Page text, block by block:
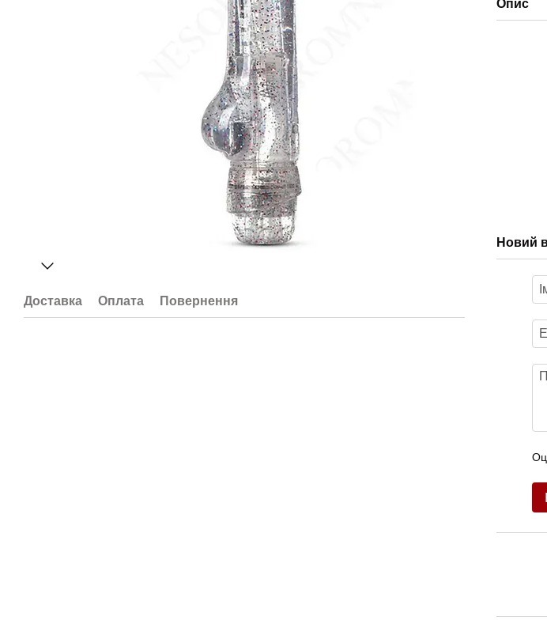
Доставка Оплата Повернення
Опис
Новий